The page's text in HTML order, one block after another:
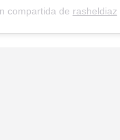
compartida de rasheldiaz